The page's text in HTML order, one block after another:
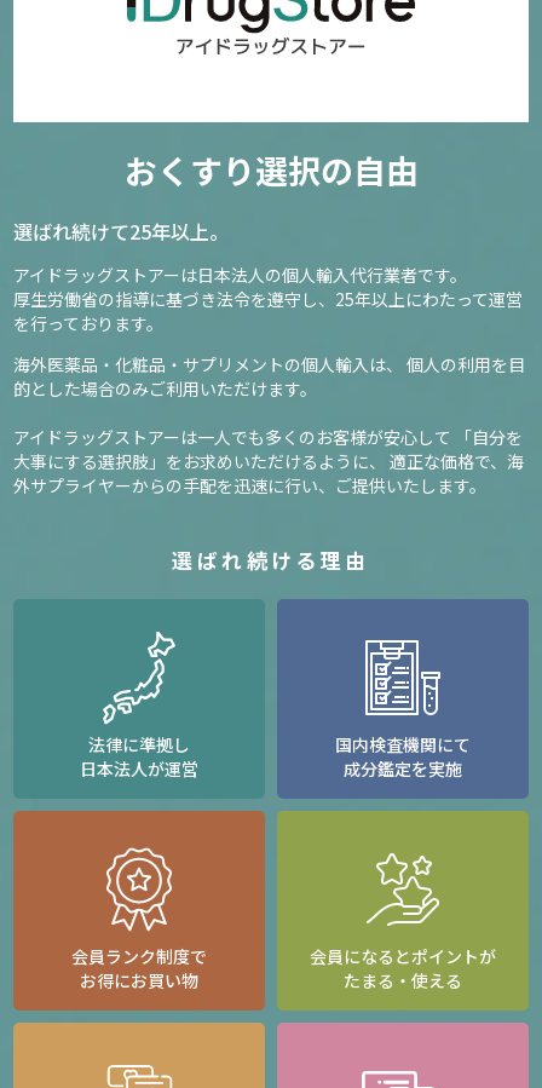
おくすり選択の自由
選ばれ続けて25年以上。
アイドラッグストアーは日本法人の個人輸入代行業者です。
厚生労働省の指導に基づき法令を遵守し、 25年以上にわたって運営
を行っております。
海外医薬品・化粧品・サプリメントの個人輸入は、
個人の利用を目
的とした場合のみご利用いただけます。
アイドラッグストアーは一人でも多くのお客様が安心して
「自分を
大事にする選択肢」をお求めいただけるように、
適正な価格で、海
外サプライヤーからの手配を迅速に行い、ご提供いたします。
選ばれ続ける理由
法律に準拠し
日本法人が運営
国内検査機関にて
成分鑑定を実施
会員ランク制度で
お得にお買い物
会員になるとポイントが
たまる・使える